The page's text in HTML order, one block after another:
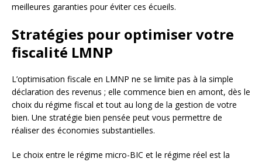
meilleures garanties pour éviter ces écueils.
Stratégies pour optimiser votre
fiscalité LMNP
L’optimisation fiscale en LMNP ne se limite pas à la simple
déclaration des revenus ; elle commence bien en amont, dès le
choix du régime fiscal et tout au long de la gestion de votre
bien. Une stratégie bien pensée peut vous permettre de
réaliser des économies substantielles.
Le choix entre le régime micro-BIC et le régime réel est la